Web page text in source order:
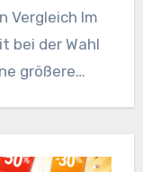
Vergleich Im
bei der Wahl
größere…